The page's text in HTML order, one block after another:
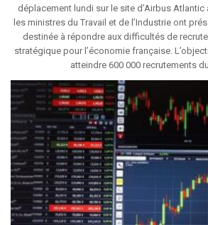
déplacement lundi sur le site d’Airbus Atlantic
les ministres du Travail et de l’Industrie ont
destinée à répondre aux difficultés de
stratégique pour l’économie française.
atteindre 600 000 recrutements